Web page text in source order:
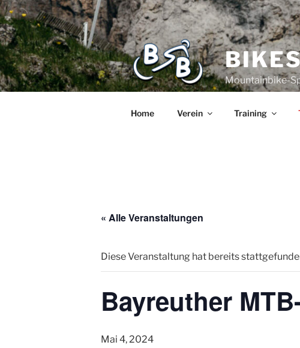
Mountainbike-
Home Verein Training
« Alle Veranstaltungen
Diese Veranstaltung hat bereits
Bayreuther
Mai 4, 2024